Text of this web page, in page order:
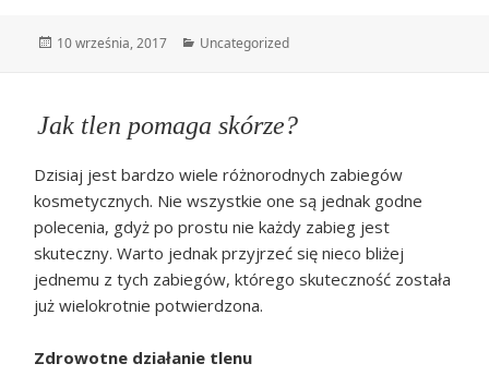
Data
10 września, 2017 Kategorie
Uncategorized
Jak tlen pomaga skórze?
Dzisiaj jest bardzo wiele różnorodnych zabiegów
kosmetycznych. Nie wszystkie one są jednak godne
polecenia, gdyż po prostu nie każdy zabieg jest
skuteczny. Warto jednak przyjrzeć się nieco bliżej
jednemu z tych zabiegów, którego skuteczność została
już wielokrotnie potwierdzona.
Zdrowotne działanie tlenu